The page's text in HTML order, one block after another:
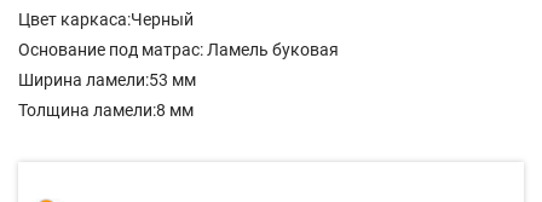
Цвет каркаса:Черный
Основание под матрас: Ламель буковая
Ширина ламели:53 мм
Толщина ламели:8 мм